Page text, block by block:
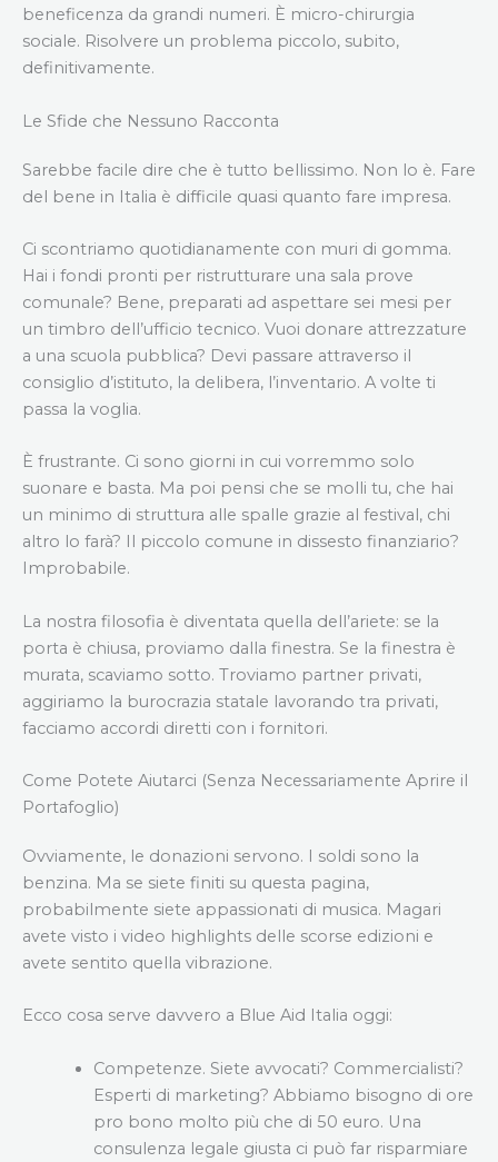
beneficenza da grandi numeri. È micro-chirurgia
sociale. Risolvere un problema piccolo, subito,
definitivamente.
Le Sfide che Nessuno Racconta
Sarebbe facile dire che è tutto bellissimo. Non lo è. Fare
del bene in Italia è difficile quasi quanto fare impresa.
Ci scontriamo quotidianamente con muri di gomma.
Hai i fondi pronti per ristrutturare una sala prove
comunale? Bene, preparati ad aspettare sei mesi per
un timbro dell’ufficio tecnico. Vuoi donare attrezzature
a una scuola pubblica? Devi passare attraverso il
consiglio d’istituto, la delibera, l’inventario. A volte ti
passa la voglia.
È frustrante. Ci sono giorni in cui vorremmo solo
suonare e basta. Ma poi pensi che se molli tu, che hai
un minimo di struttura alle spalle grazie al festival, chi
altro lo farà? Il piccolo comune in dissesto finanziario?
Improbabile.
La nostra filosofia è diventata quella dell’ariete: se la
porta è chiusa, proviamo dalla finestra. Se la finestra è
murata, scaviamo sotto. Troviamo partner privati,
aggiriamo la burocrazia statale lavorando tra privati,
facciamo accordi diretti con i fornitori.
Come Potete Aiutarci (Senza Necessariamente Aprire il
Portafoglio)
Ovviamente, le donazioni servono. I soldi sono la
benzina. Ma se siete finiti su questa pagina,
probabilmente siete appassionati di musica. Magari
avete visto i video highlights delle scorse edizioni e
avete sentito quella vibrazione.
Ecco cosa serve davvero a Blue Aid Italia oggi:
Competenze. Siete avvocati? Commercialisti?
Esperti di marketing? Abbiamo bisogno di ore
pro bono molto più che di 50 euro. Una
consulenza legale giusta ci può far risparmiare